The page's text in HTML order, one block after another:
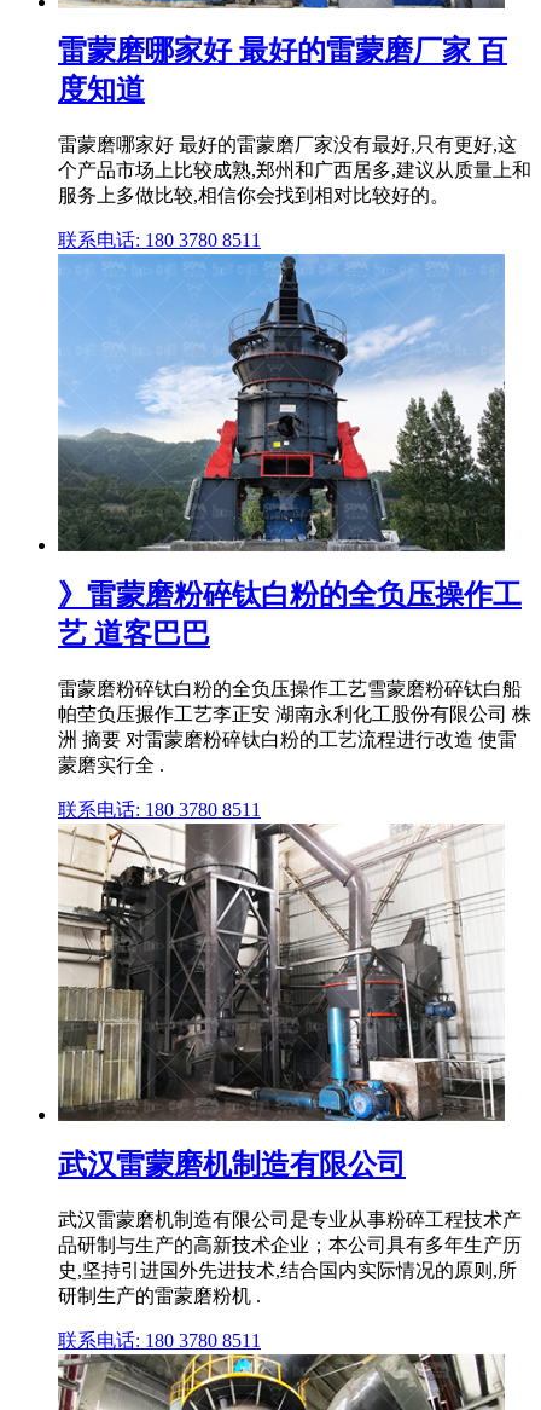
雷蒙磨哪家好 最好的雷蒙磨厂家 百
度知道
雷蒙磨哪家好 最好的雷蒙磨厂家没有最好,只有更好,这
个产品市场上比较成熟,郑州和广西居多,建议从质量上和
服务上多做比较,相信你会找到相对比较好的。
联系电话: 180 3780 8511
》雷蒙磨粉碎钛白粉的全负压操作工
艺 道客巴巴
雷蒙磨粉碎钛白粉的全负压操作工艺雪蒙磨粉碎钛白船
帕茔负压搌作工艺李正安 湖南永利化工股份有限公司 株
洲 摘要 对雷蒙磨粉碎钛白粉的工艺流程进行改造 使雷
蒙磨实行全 .
联系电话: 180 3780 8511
武汉雷蒙磨机制造有限公司
武汉雷蒙磨机制造有限公司是专业从事粉碎工程技术产
品研制与生产的高新技术企业；本公司具有多年生产历
史,坚持引进国外先进技术,结合国内实际情况的原则,所
研制生产的雷蒙磨粉机 .
联系电话: 180 3780 8511